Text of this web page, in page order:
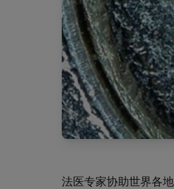
法医专家协助世界各